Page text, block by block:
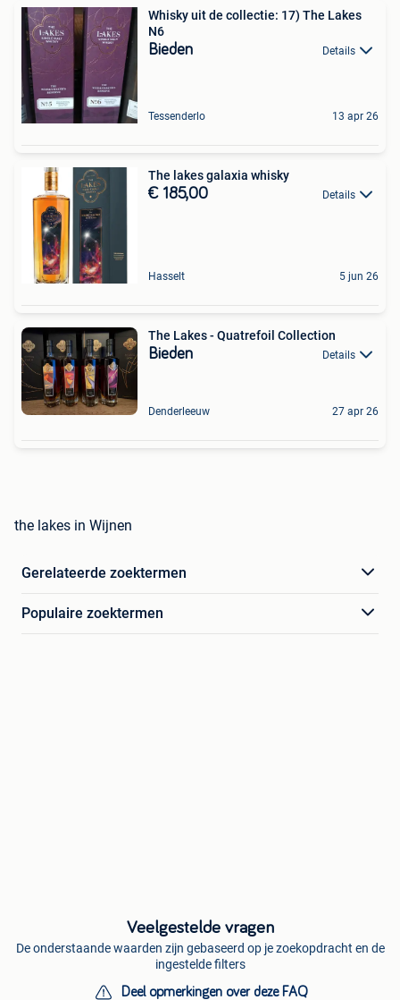
Whisky uit de collectie: 17) The Lakes
N6
Bieden Details
Tessenderlo 13 apr 26
The lakes galaxia whisky
€ 185,00 Details
Hasselt 5 jun 26
The Lakes - Quatrefoil Collection
Bieden Details
Denderleeuw 27 apr 26
the lakes in Wijnen
Gerelateerde zoektermen
Populaire zoektermen
Veelgestelde vragen
De onderstaande waarden zijn gebaseerd op je zoekopdracht en de
ingestelde filters
Deel opmerkingen over deze FAQ